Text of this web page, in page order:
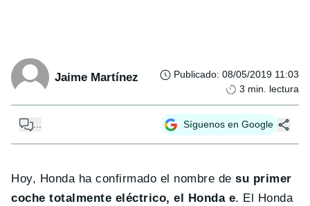
Jaime Martínez Publicado: 08/05/2019 11:03
3 min. lectura
Síguenos en Google
Hoy, Honda ha confirmado el nombre desu primer
coche totalmente eléctrico, el Honda e. El Honda